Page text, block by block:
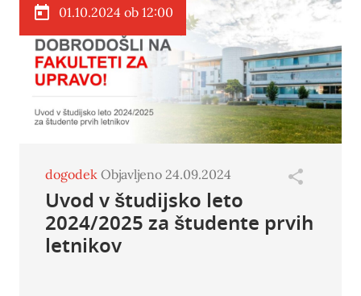
01.10.2024 ob 12:00
dogodek Objavljeno 24.09.2024
Uvod v študijsko leto
2024/2025 za študente prvih
letnikov